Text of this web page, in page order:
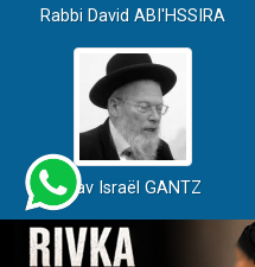
Rabbi David ABI'HSSIRA
Rav Israël GANTZ